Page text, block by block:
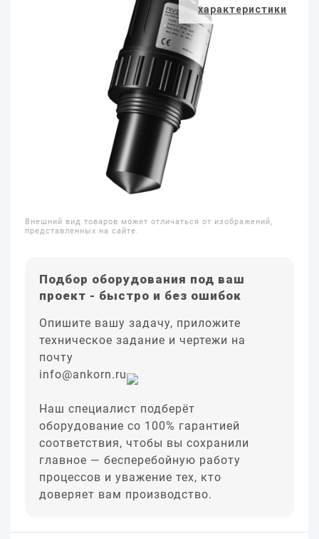
характеристики
Внешний вид товаров может отличаться от изображений,
представленных на сайте.
Подбор оборудования под ваш
проект - быстро и без ошибок
Опишите вашу задачу, приложите
техническое задание и чертежи на
почту
info@ankorn.ru
Наш специалист подберёт
оборудование со 100% гарантией
соответствия, чтобы вы сохранили
главное — бесперебойную работу
процессов и уважение тех, кто
доверяет вам производство.